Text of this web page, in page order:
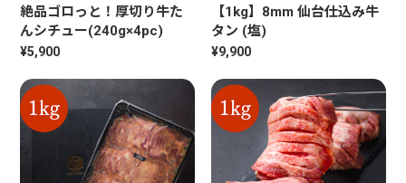
絶品ゴロっと！厚切り牛た
んシチュー(240g×4pc)
¥5,900
【1kg】8mm 仙台仕込み牛
タン (塩)
¥9,900